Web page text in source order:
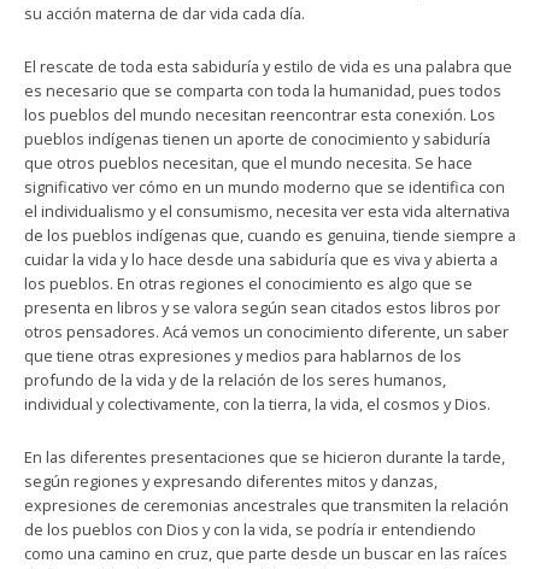
su acción materna de dar vida cada día.
El rescate de toda esta sabiduría y estilo de vida es una palabra que
es necesario que se comparta con toda la humanidad, pues todos
los pueblos del mundo necesitan reencontrar esta conexión. Los
pueblos indígenas tienen un aporte de conocimiento y sabiduría
que otros pueblos necesitan, que el mundo necesita. Se hace
significativo ver cómo en un mundo moderno que se identifica con
el individualismo y el consumismo, necesita ver esta vida alternativa
de los pueblos indígenas que, cuando es genuina, tiende siempre a
cuidar la vida y lo hace desde una sabiduría que es viva y abierta a
los pueblos. En otras regiones el conocimiento es algo que se
presenta en libros y se valora según sean citados estos libros por
otros pensadores. Acá vemos un conocimiento diferente, un saber
que tiene otras expresiones y medios para hablarnos de los
profundo de la vida y de la relación de los seres humanos,
individual y colectivamente, con la tierra, la vida, el cosmos y Dios.
En las diferentes presentaciones que se hicieron durante la tarde,
según regiones y expresando diferentes mitos y danzas,
expresiones de ceremonias ancestrales que transmiten la relación
de los pueblos con Dios y con la vida, se podría ir entendiendo
como una camino en cruz, que parte desde un buscar en las raíces